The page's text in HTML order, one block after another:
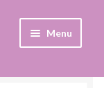
Menu